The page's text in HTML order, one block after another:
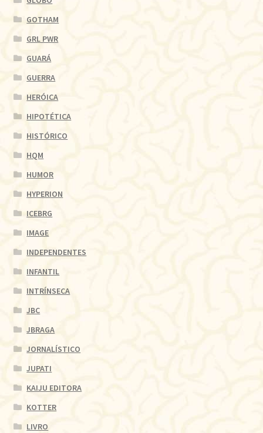
GOTHAM
GRL PWR
GUARÁ
GUERRA
HERÓICA
HIPOTÉTICA
HISTÓRICO
HQM
HUMOR
HYPERION
ICEBRG
IMAGE
INDEPENDENTES
INFANTIL
INTRÍNSECA
JBC
JBRAGA
JORNALÍSTICO
JUPATI
KAIJU EDITORA
KOTTER
LIVRO